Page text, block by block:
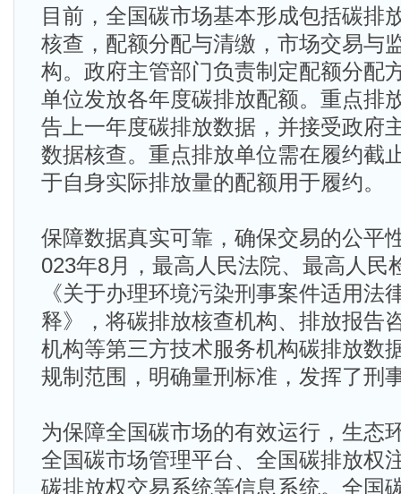
目前，全国碳市场基本形成包括碳排
核查，配额分配与清缴，市场交易与
构。政府主管部门负责制定配额分配
单位发放各年度碳排放配额。重点排
告上一年度碳排放数据，并接受政府
数据核查。重点排放单位需在履约截
于自身实际排放量的配额用于履约。
保障数据真实可靠，确保交易的公平
023年8月，最高人民法院、最高人民
《关于办理环境污染刑事案件适用法
释》，将碳排放核查机构、排放报告
机构等第三方技术服务机构碳排放数
规制范围，明确量刑标准，发挥了刑
为保障全国碳市场的有效运行，生态
全国碳市场管理平台、全国碳排放权
碳排放权交易系统等信息系统。全国